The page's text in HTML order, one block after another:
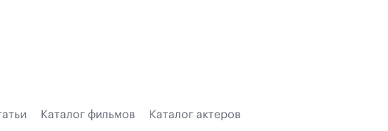
Каталог фильмов Каталог актеров